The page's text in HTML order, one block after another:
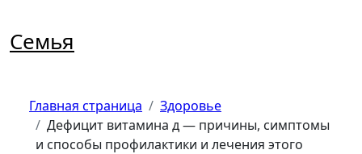
содержимому
Семья
Главная страница
Здоровье
Дефицит витамина д — причины, симптомы
и способы профилактики и лечения этого